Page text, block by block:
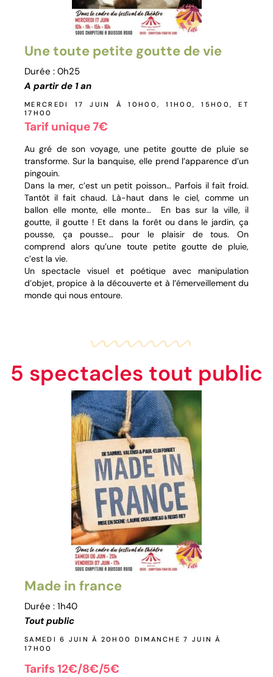
Une toute petite goutte de vie
Durée : 0h25
A partir de 1 an
MERCREDI 17 JUIN À 10H00, 11H00, 15H00, ET
17H00
Tarif unique 7€
Au gré de son voyage, une petite goutte de pluie se
transforme. Sur la banquise, elle prend l’apparence d’un
pingouin.
Dans la mer, c’est un petit poisson… Parfois il fait froid.
Tantôt il fait chaud. Là-haut dans le ciel, comme un
ballon elle monte, elle monte… En bas sur la ville, il
goutte, il goutte ! Et dans la forêt ou dans le jardin, ça
pousse, ça pousse… pour le plaisir de tous. On
comprend alors qu’une toute petite goutte de pluie,
c’est la vie.
Un spectacle visuel et poétique avec manipulation
d’objet, propice à la découverte et à l’émerveillement du
monde qui nous entoure.
5 spectacles tout public
Made in france
Durée : 1h40
Tout public
SAMEDI 6 JUIN À 20H00 DIMANCHE 7 JUIN À
17H00
Tarifs 12€/8€/5€